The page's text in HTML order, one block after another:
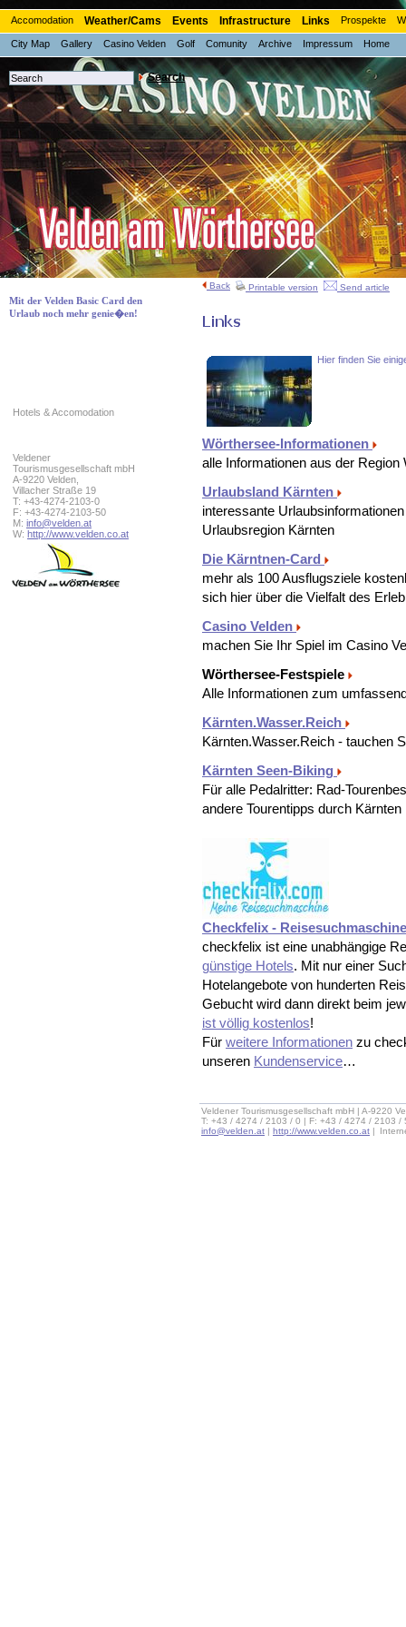
Accomodation Weather/Cams Events Infrastructure Links Prospekte
City Map Gallery Casino Velden Golf Comunity Archive Impressum Home
Mit der Velden Basic Card den
Urlaub noch mehr genie�en!
Search
Hotels & Accomodation
Veldener
Tourismusgesellschaft mbH
A-9220 Velden,
Villacher Straße 19
T: +43-4274-2103-0
F: +43-4274-2103-50
M: info@velden.at
W: http://www.velden.co.at
Back Printable version Send article
Hier finden Sie
Wörthersee-Informationen
alle Informationen aus der Region
Urlaubsland Kärnten
interessante
Urlaubsregion Kärnten
Die Kärntnen-Card
mehr als 100 Ausflugsziele
sich hier über die Vielfalt des
Casino Velden
machen Sie Ihr Spiel im Casino
Wörthersee-Festspiele
Alle Informationen zum
Kärnten.Wasser.Reich
Kärnten.Wasser.Reich - tauchen
Kärnten Seen-Biking
Für alle Pedalritter: Rad-
andere Tourentipps durch Kärnten
Checkfelix - Reisesuchmaschine
checkfelix ist eine unabhängige
günstige Hotels. Mit nur einer
Hotelangebote von hunderten
Gebucht wird dann direkt beim
ist völlig kostenlos!
Für weitere Informationen zu
unseren Kundenservice…
Veldener Tourismusgesellschaft mbH | A-9220
T: +43 / 4274 / 2103 / 0 | F: +43 / 4274 / 2103 /
info@velden.at | http://www.velden.co.at |